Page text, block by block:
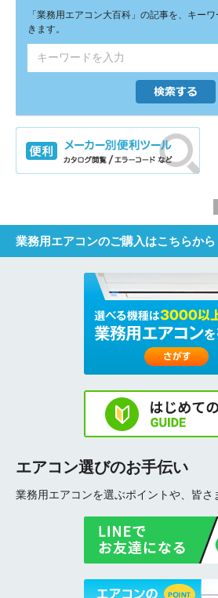
「業務用エアコン大百科」の記事を、キー
きます。
業務用エアコンのご購入はこちらから
エアコン選びのお手伝い
業務用エアコンを選ぶポイントや、皆さ